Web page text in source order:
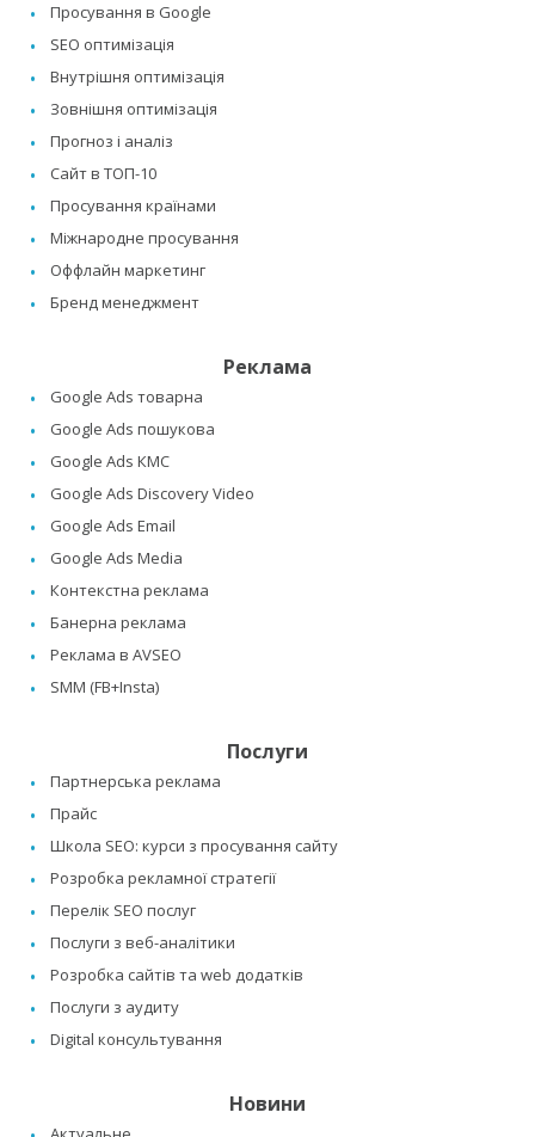
Просування в Google
SEO оптимізація
Внутрішня оптимізація
Зовнішня оптимізація
Прогноз і аналіз
Сайт в ТОП-10
Просування країнами
Міжнародне просування
Оффлайн маркетинг
Бренд менеджмент
Реклама
Google Ads товарна
Google Ads пошукова
Google Ads КМС
Google Ads Discovery Video
Google Ads Email
Google Ads Media
Контекстна реклама
Банерна реклама
Реклама в AVSEO
SMM (FB+Insta)
Послуги
Партнерська реклама
Прайс
Школа SEO: курси з просування сайту
Розробка рекламної стратегії
Перелік SEO послуг
Послуги з веб-аналітики
Розробка сайтів та web додатків
Послуги з аудиту
Digital консультування
Новини